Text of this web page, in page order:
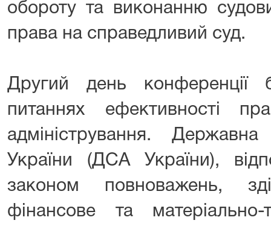
обороту та виконанню
права на справедливий суд.
Другий день конференції
питаннях ефективності
адміністрування. Державна
України (ДСА України),
законом повноважень,
фінансове та матеріально-